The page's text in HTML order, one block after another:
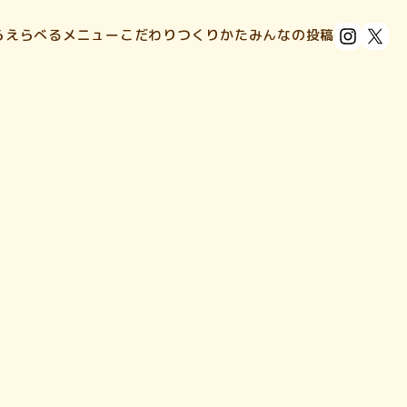
えらべるメニューこだわりつくりかたみんなの投稿